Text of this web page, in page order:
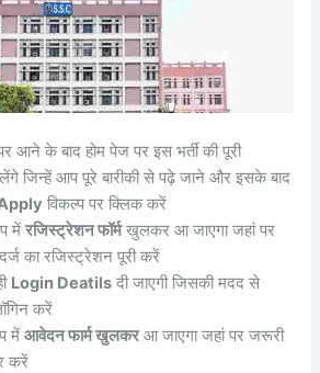
आने के बाद होम पेज पर इस भर्ती की पूरी
जिन्हें आप पूरे बारीकी से पढ़े जाने और इसके बाद
विकल्प पर क्लिक करें
मेंरजिस्ट्रेशन फॉर्मखुलकर आ जाएगा जहां पर
का रजिस्ट्रेशन पूरी करें
Login Deatils दी जाएगी जिसकी मदद से
करें
मेंआवेदन फार्म खुलकरआ जाएगा जहां पर जरूरी
करें